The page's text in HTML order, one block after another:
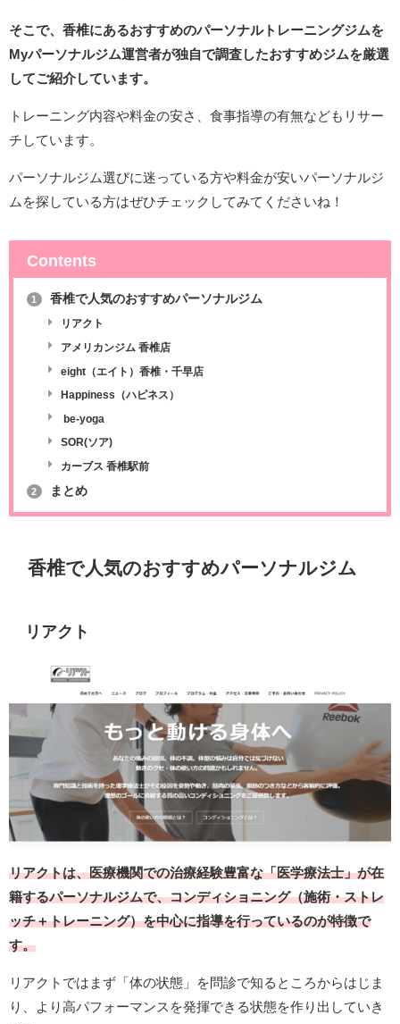
そこで、香椎にあるおすすめのパーソナルトレーニングジムを
Myパーソナルジム運営者が独自で調査したおすすめジムを厳選
してご紹介しています。
トレーニング内容や料金の安さ、食事指導の有無などもリサー
チしています。
パーソナルジム選びに迷っている方や料金が安いパーソナルジ
ムを探している方はぜひチェックしてみてくださいね！
Contents
1 香椎で人気のおすすめパーソナルジム
リアクト
アメリカンジム 香椎店
eight（エイト）香椎・千早店
Happiness（ハピネス）
be-yoga
SOR(ソア)
カーブス 香椎駅前
2 まとめ
香椎で人気のおすすめパーソナルジム
リアクト
リアクトは、医療機関での治療経験豊富な「医学療法士」が在
籍するパーソナルジムで、コンディショニング（施術・ストレ
ッチ＋トレーニング）を中心に指導を行っているのが特徴で
す。
リアクトではまず「体の状態」を問診で知るところからはじま
り、より高パフォーマンスを発揮できる状態を作り出していき